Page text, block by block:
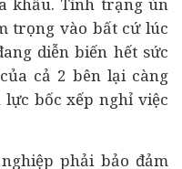
trọng vào bất cứ lúc
diễn biến hết sức
cả 2 bên lại càng
bốc xếp nghỉ việc
phải bảo đảm